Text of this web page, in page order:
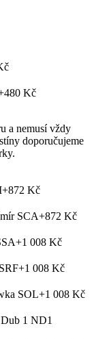
Kč
a nemusí vždy
doporučujeme
+872 Kč
SCA+872 Kč
+1 008 Kč
+1 008 Kč
SOL+1 008 Kč
1 ND1